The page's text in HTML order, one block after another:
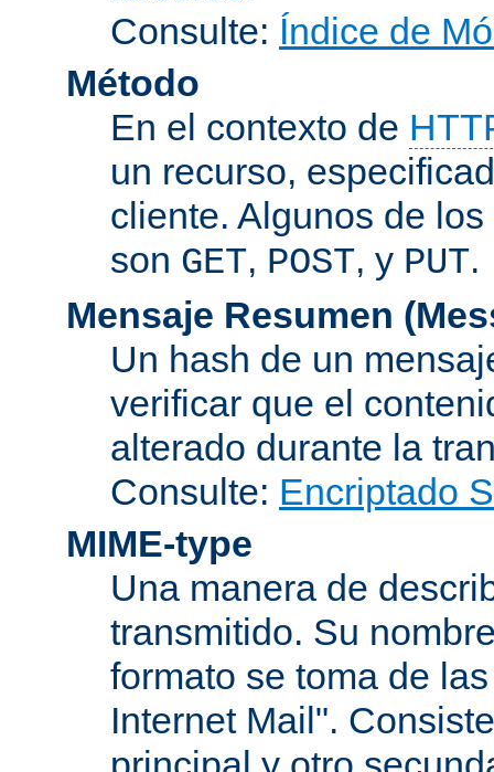
Consulte: Índice de
Método
En el contexto de
un recurso,
cliente. Algunos de
son GET, POST, y PUT.
Mensaje Resumen
Un hash de un
verificar que el
alterado durante la
Consulte: Encriptado
MIME-type
Una manera de
transmitido. Su
formato se toma de
Internet Mail".